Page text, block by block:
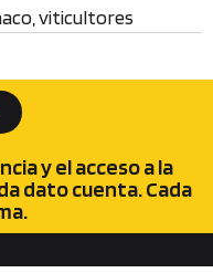
,viticultores
y el acceso a la
dato cuenta. Cada